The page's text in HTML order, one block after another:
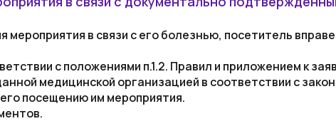
в связи с его болезнью, посетитель
с положениями п.1.2. Правил и приложением к
медицинской организацией в соответствии с
посещению им мероприятия.